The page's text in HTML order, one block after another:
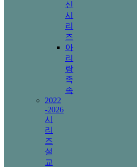
신
시
리
즈
아
리
랑
족
속
2022
-2026
시
리
즈
설
교